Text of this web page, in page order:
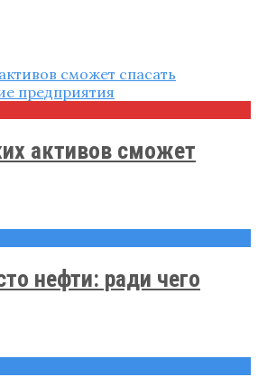
активов сможет
нефти: ради чего